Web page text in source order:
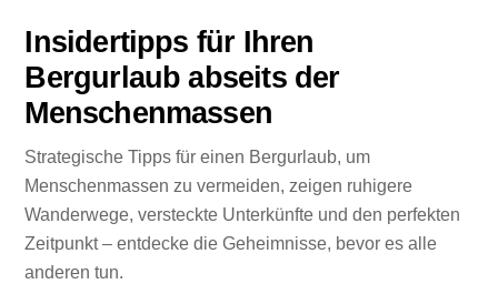
Insidertipps für Ihren
Bergurlaub abseits der
Menschenmassen
Strategische Tipps für einen Bergurlaub, um
Menschenmassen zu vermeiden, zeigen ruhigere
Wanderwege, versteckte Unterkünfte und den perfekten
Zeitpunkt – entdecke die Geheimnisse, bevor es alle
anderen tun.